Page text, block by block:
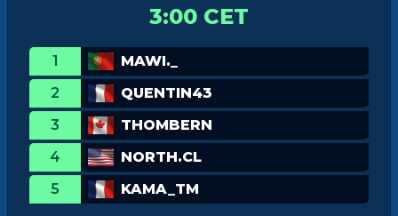
3:00 CET
1
MAWI._
2
QUENTIN43
3
THOMBERN
4
NORTH.CL
5
KAMA_TM